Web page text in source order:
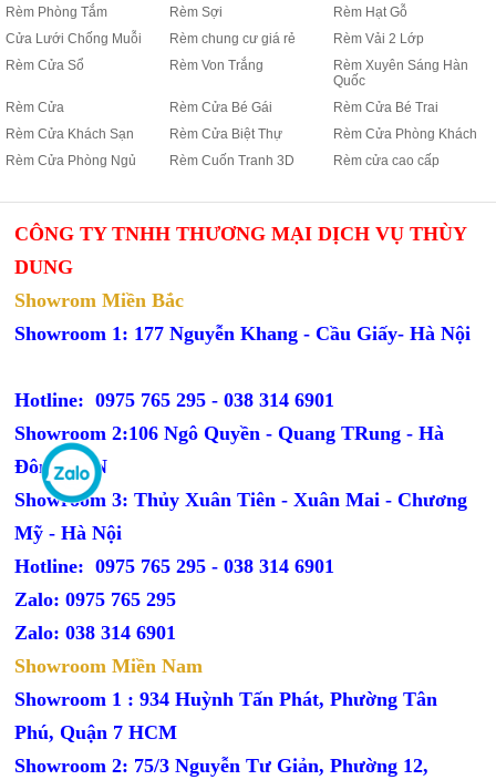
Rèm Phòng Tắm
Rèm Sợi
Rèm Hạt Gỗ
Cửa Lưới Chống Muỗi
Rèm chung cư giá rẻ
Rèm Vải 2 Lớp
Rèm Cửa Sổ
Rèm Von Trắng
Rèm Xuyên Sáng Hàn
Quốc
Rèm Cửa
Rèm Cửa Bé Gái
Rèm Cửa Bé Trai
Rèm Cửa Khách Sạn
Rèm Cửa Biệt Thự
Rèm Cửa Phòng Khách
Rèm Cửa Phòng Ngủ
Rèm Cuốn Tranh 3D Rèm cửa cao cấp
CÔNG TY TNHH THƯƠNG MẠI DỊCH VỤ THÙY
DUNG
Showrom Miền Bắc
Showroom 1: 177 Nguyễn Khang - Cầu Giấy- Hà Nội
Hotline: 0975 765 295 -038 314 6901
Showroom 2:106 Ngô Quyền - Quang TRung - Hà
Đông - HN
Showroom 3: Thủy Xuân Tiên - Xuân Mai - Chương
Mỹ - Hà Nội
Hotline: 0975 765 295 -038 314 6901
Zalo: 0975 765 295
Zalo: 038 314 6901
Showroom Miền Nam
Showroom 1 : 934 Huỳnh Tấn Phát, Phường Tân
Phú, Quận 7 HCM
Showroom 2: 75/3 Nguyễn Tư Giản, Phường 12,